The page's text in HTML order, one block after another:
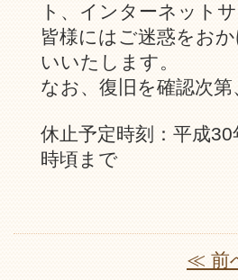
ト、インターネット
皆様にはご迷惑をお
いいたします。
なお、復旧を確認次
休止予定時刻：平成
時頃まで
≪ 前